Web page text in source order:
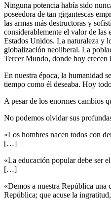
Ninguna potencia había sido
poseedora de tan gigantescas
las armas más destructoras y
considerablemente el valor de
Estados Unidos. La naturaleza y
globalización neoliberal. La
Tercer Mundo, donde hoy crecen
En nuestra época, la humanidad
tiempo como él deseaba. Hoy
A pesar de los enormes cambios
No podemos olvidar sus
«Los hombres nacen todos con
[…]
«La educación popular debe ser
[…]
«Demos a nuestra República
República; que acuse la